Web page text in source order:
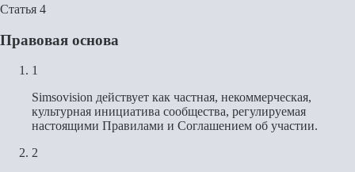
Статья 4
Правовая основа
1
Simsovision действует как частная, некоммерческая,
культурная инициатива сообщества, регулируемая
настоящими Правилами и Соглашением об участии.
2